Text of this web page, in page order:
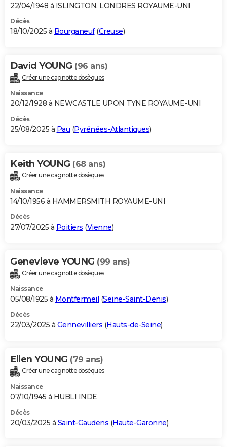
22/04/1948 à ISLINGTON, LONDRES ROYAUME-UNI
Décès
18/10/2025 à Bourganeuf(Creuse)
David YOUNG (96 ans)
Créer une cagnotte obsèques
Naissance
20/12/1928 à NEWCASTLE UPON TYNE ROYAUME-UNI
Décès
25/08/2025 à Pau (Pyrénées-Atlantiques)
Keith YOUNG (68 ans)
Créer une cagnotte obsèques
Naissance
14/10/1956 à HAMMERSMITH ROYAUME-UNI
Décès
27/07/2025 à Poitiers (Vienne)
Genevieve YOUNG (99 ans)
Créer une cagnotte obsèques
Naissance
05/08/1925 à Montfermeil (Seine-Saint-Denis)
Décès
22/03/2025 à Gennevilliers (Hauts-de-Seine)
Ellen YOUNG (79 ans)
Créer une cagnotte obsèques
Naissance
07/10/1945 à HUBLI INDE
Décès
20/03/2025 à Saint-Gaudens (Haute-Garonne)